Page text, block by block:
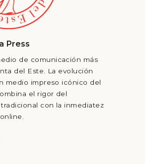
Press
de comunicación más
del Este. La evolución
medio impreso icónico del
el rigor del
con la inmediatez